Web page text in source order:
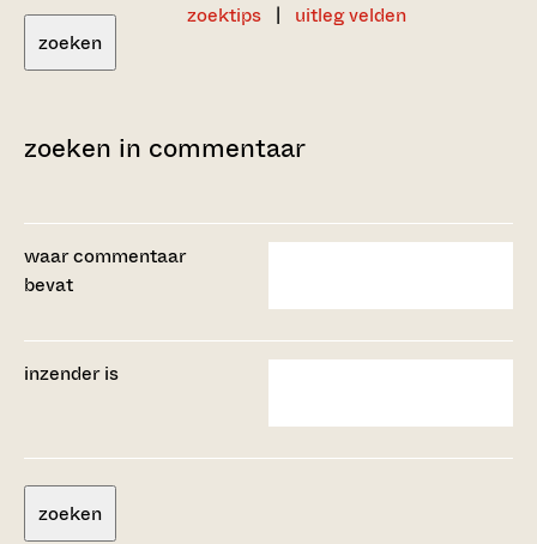
zoeken
zoektips | uitleg velden
zoeken in commentaar
waar commentaar
bevat
inzender is
zoeken